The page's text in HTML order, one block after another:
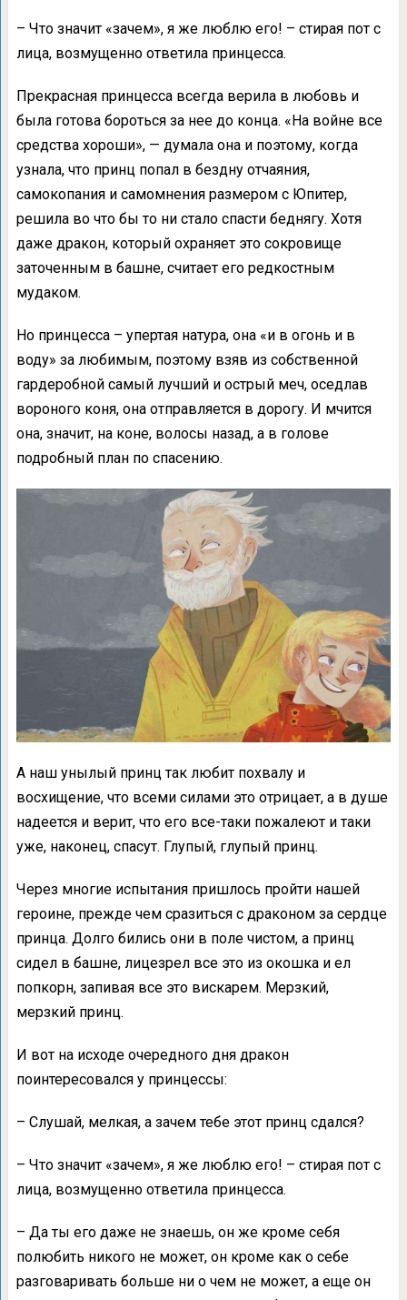
– Что значит «зачем», я же люблю его! – стирая пот с
лица, возмущенно ответила принцесса.
Прекрасная принцесса всегда верила в любовь и
была готова бороться за нее до конца. «На войне все
средства хороши», — думала она и поэтому, когда
узнала, что принц попал в бездну отчаяния,
самокопания и самомнения размером с Юпитер,
решила во что бы то ни стало спасти беднягу. Хотя
даже дракон, который охраняет это сокровище
заточенным в башне, считает его редкостным
мудаком.
Но принцесса – упертая натура, она «и в огонь и в
воду» за любимым, поэтому взяв из собственной
гардеробной самый лучший и острый меч, оседлав
вороного коня, она отправляется в дорогу. И мчится
она, значит, на коне, волосы назад, а в голове
подробный план по спасению.
А наш унылый принц так любит похвалу и
восхищение, что всеми силами это отрицает, а в душе
надеется и верит, что его все-таки пожалеют и таки
уже, наконец, спасут. Глупый, глупый принц.
Через многие испытания пришлось пройти нашей
героине, прежде чем сразиться с драконом за сердце
принца. Долго бились они в поле чистом, а принц
сидел в башне, лицезрел все это из окошка и ел
попкорн, запивая все это вискарем. Мерзкий,
мерзкий принц.
И вот на исходе очередного дня дракон
поинтересовался у принцессы:
– Слушай, мелкая, а зачем тебе этот принц сдался?
– Что значит «зачем», я же люблю его! – стирая пот с
лица, возмущенно ответила принцесса.
– Да ты его даже не знаешь, он же кроме себя
полюбить никого не может, он кроме как о себе
разговаривать больше ни о чем не может, а еще он